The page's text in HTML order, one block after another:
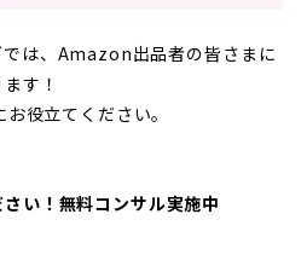
は、Amazon出品者の皆さまに
す！
役立てください。
い！無料コンサル実施中